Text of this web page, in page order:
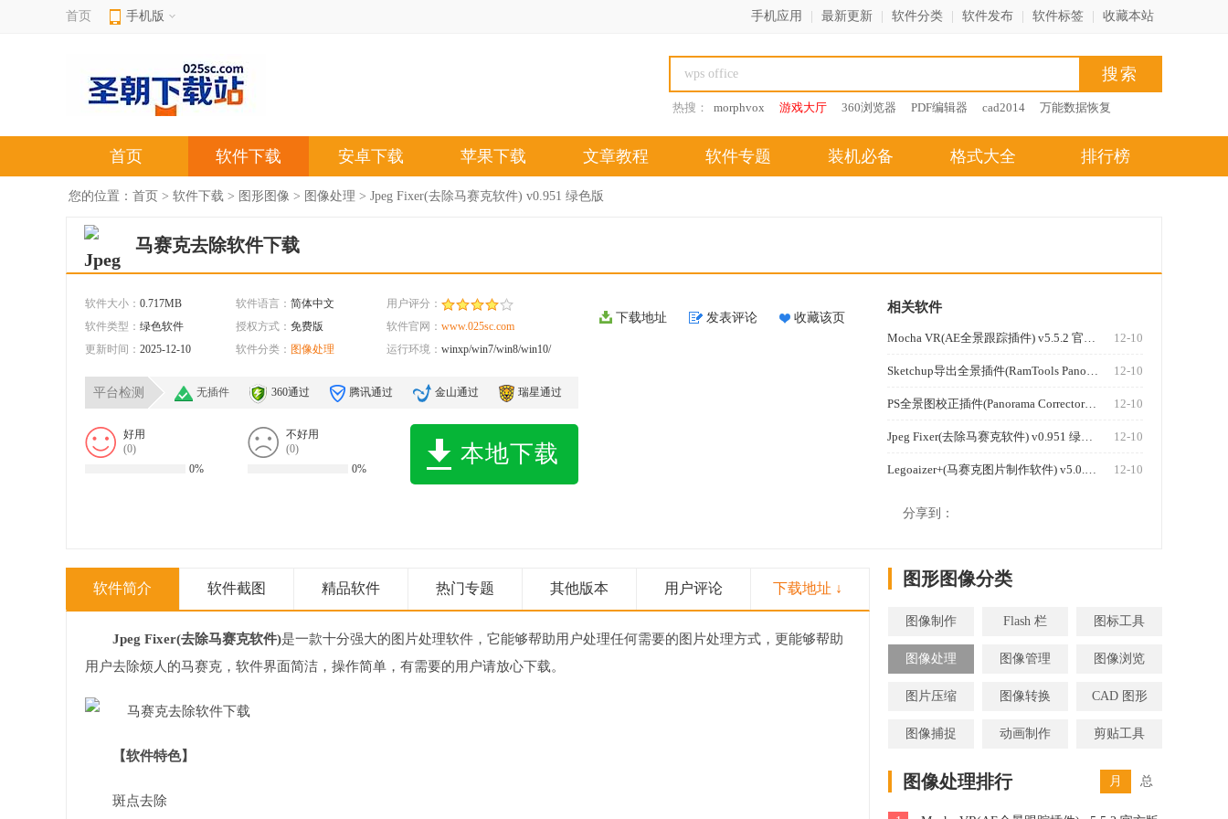
首页 手机版 手机应用 最新更新 软件分类 软件发布 软件标签 收藏本站
热搜： morphvox 游戏大厅 360浏览器 PDF编辑器 cad2014 万能数据恢复
首页 软件下载 安卓下载 苹果下载 文章教程 软件专题 装机必备 格式大全 排行榜
您的位置： 首页 > 软件下载 > 图形图像 > 图像处理 > Jpeg Fixer(去除马赛克软件) v0.951 绿色版
马赛克去除软件下载
软件大小： 0.717MB 软件语言： 简体中文
用户评分：
软件类型： 绿色软件 授权方式： 免费版 软件官网： www.025sc.com
更新时间： 2025-12-10 软件分类： 图像处理 运行环境： winxp/win7/win8/win10/
平台检测 无插件 360通过 腾讯通过 金山通过 瑞星通过
好用
(0)
0%
不好用
(0)
0%
本地下载
下载地址 发表评论 收藏该页
相关软件
12-10
Mocha VR(AE全景跟踪插件) v5.5.2 官方版
12-10
Sketchup导出全景插件(RamTools Panorama) v0.33 免费版
12-10
PS全景图校正插件(Panorama Corrector) 2.2 免费版
12-10
Jpeg Fixer(去除马赛克软件) v0.951 绿色版
12-10
Legoaizer+(马赛克图片制作软件) v5.0.199 注册版
分享到：
软件简介 软件截图 精品软件 热门专题 其他版本 用户评论 下载地址 ↓
Jpeg Fixer(去除马赛克软件)是一款十分强大的图片处理软件，它能够帮助用户处理任何需要的图片处理方式，更能够帮助
用户去除烦人的马赛克，软件界面简洁，操作简单，有需要的用户请放心下载。
【软件特色】
斑点去除
图形图像分类
图像制作 Flash 栏 图标工具
图像处理 图像管理 图像浏览
图片压缩 图像转换 CAD 图形
图像捕捉 动画制作 剪贴工具
图像处理排行 月 总